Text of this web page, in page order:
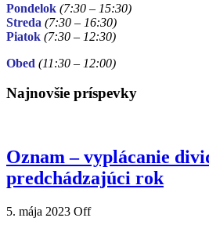
Pondelok (7:30 – 15:30)
Streda (7:30 – 16:30)
Piatok (7:30 – 12:30)
Obed (11:30 – 12:00)
Najnovšie príspevky
Oznam – vyplácanie
predchádzajúci rok
5. mája 2023 Off